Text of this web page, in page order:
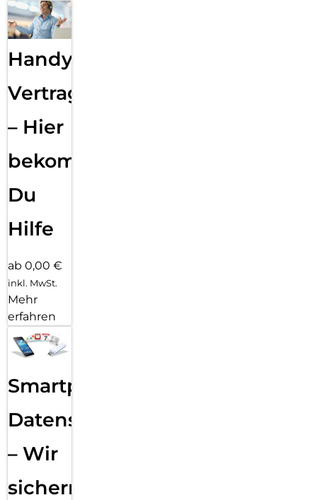
Handy
Vertragsabwicklung
– Hier
bekommst
Du
Hilfe
ab 0,00 €
inkl. MwSt.
Mehr
erfahren
Smartphone
Datensicherung
– Wir
sichern